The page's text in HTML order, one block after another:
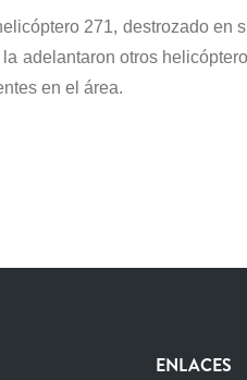
271, destrozado
adelantaron otros
en el área.
ENLACES